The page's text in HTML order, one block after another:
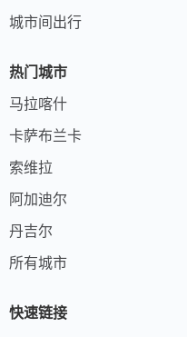
城市间出行
热门城市
马拉喀什
卡萨布兰卡
索维拉
阿加迪尔
丹吉尔
所有城市
快速链接